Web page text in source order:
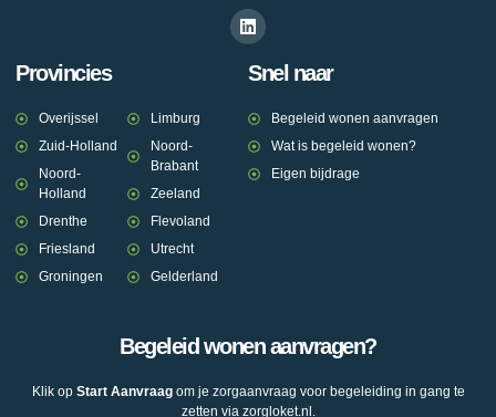
Provincies
Overijssel
Zuid-Holland
Noord-
Holland
Drenthe
Friesland
Groningen
Limburg
Noord-
Brabant
Zeeland
Flevoland
Utrecht
Gelderland
Snel naar
Begeleid wonen aanvragen
Wat is begeleid wonen?
Eigen bijdrage
Begeleid wonen aanvragen?
Klik op Start Aanvraagom je zorgaanvraag voor begeleiding in gang te
zetten via zorgloket.nl.